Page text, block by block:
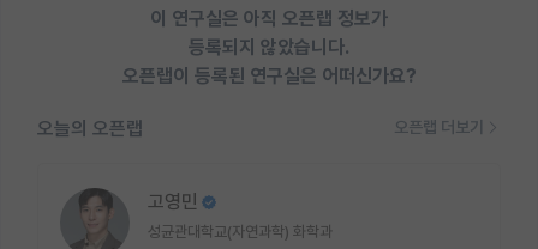
이 연구실은 아직 오픈랩 정보가
등록되지 않았습니다.
오픈랩이 등록된 연구실은 어떠신가요?
오늘의 오픈랩 오픈랩 더보기
고영민
성균관대학교(자연과학) 화학과